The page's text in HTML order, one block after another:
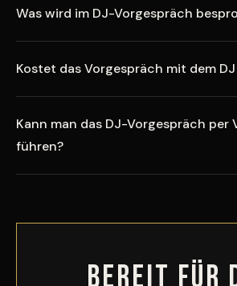
Was wird im DJ-Vorgespräch
Kostet das Vorgespräch mit dem
Kann man das DJ-Vorgespräch per
führen?
Bereit für